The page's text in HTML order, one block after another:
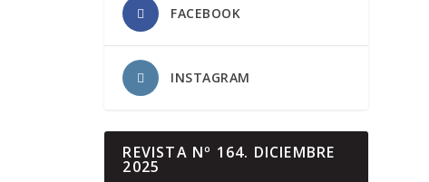
FACEBOOK
INSTAGRAM
REVISTA Nº 164. DICIEMBRE
2025